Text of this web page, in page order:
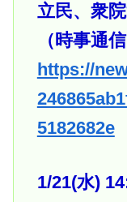
立民、衆
（時事通
https://
5182682e
1/21(水)